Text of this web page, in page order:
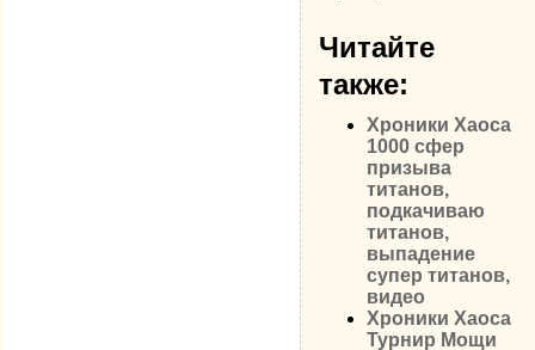
Читайте
также:
Хроники Хаоса
1000 сфер
призыва
титанов,
подкачиваю
титанов,
выпадение
супер титанов,
видео
Хроники Хаоса
Турнир Мощи